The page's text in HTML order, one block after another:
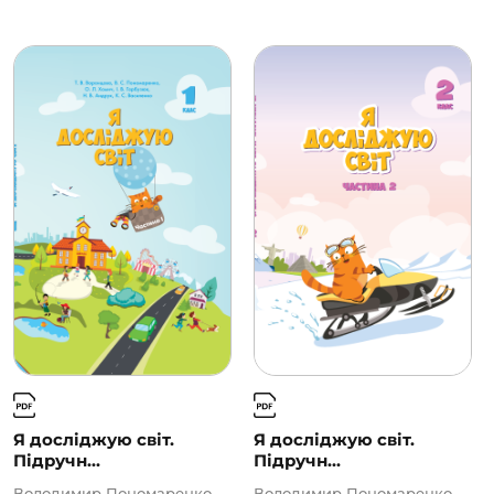
Я досліджую світ.
Підручн...
Я досліджую світ.
Підручн...